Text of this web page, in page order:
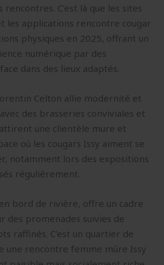
C’est là que les sites
les applications rencontre cougar
physiques en 2025, offrant un
numérique par des
dans des lieux adaptés.
Celton allie modernité et
des brasseries conviviales et
une clientèle mure et
où les cougars Issy aiment se
notamment lors des expositions
régulièrement.
bord de rivière, offre un cadre
des promenades suivies de
raffinés. C’est un quartier de
une rencontre femme mûre Issy